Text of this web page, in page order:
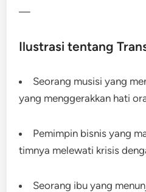
—
Ilustrasi tentang
Seorang musisi yang
yang menggerakkan hati
Pemimpin bisnis yang
timnya melewati krisis
Seorang ibu yang